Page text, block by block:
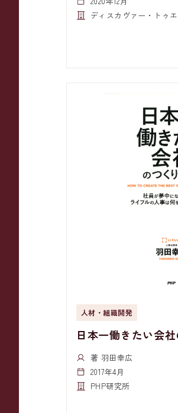
ディスカヴァー・トゥ
人材・組織開発
日本一働きたい会
著 羽田幸広
2017年4月
PHP研究所